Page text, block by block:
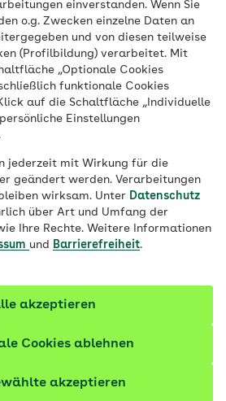
einverstanden. Wenn Sie
o.g. Zwecken einzelne Daten an
und von diesen teilweise
(Profilbildung) verarbeitet. Mit
„Optionale Cookies
funktionale Cookies
auf die Schaltfläche „Individuelle
Einstellungen
jederzeit mit Wirkung für die
geändert werden. Verarbeitungen
wirksam. Unter Datenschutz
über Art und Umfang der
Ihre Rechte. Weitere Informationen
und Barrierefreiheit.
akzeptieren
Cookies ablehnen
akzeptieren
on Data
by AOK-
your data, and on what
Regulation:
obligations pursuant to Article
contractual obligations
member state of the
specified for this are